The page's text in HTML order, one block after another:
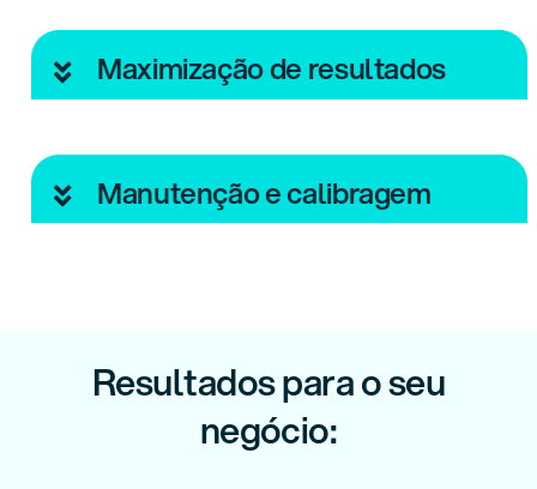
Maximização de resultados
Manutenção e calibragem
Resultados para o seu
negócio: